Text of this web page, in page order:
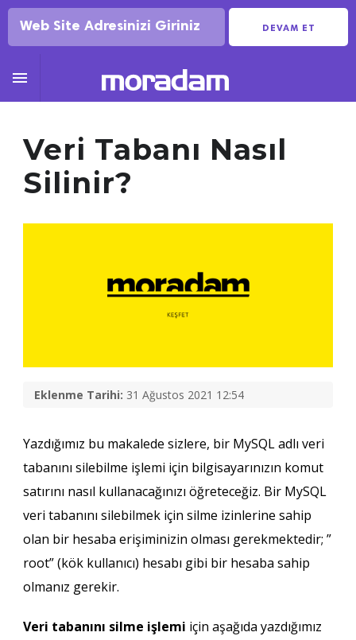
DEVAM ET

Veri Tabanı Nasıl
Silinir?
Eklenme Tarihi: 31 Ağustos 2021 12:54
Yazdığımız bu makalede sizlere, bir MySQL adlı veri
tabanını silebilme işlemi için bilgisayarınızın komut
satırını nasıl kullanacağınızı öğreteceğiz. Bir MySQL
veri tabanını silebilmek için silme izinlerine sahip
olan bir hesaba erişiminizin olması gerekmektedir; ”
root” (kök kullanıcı) hesabı gibi bir hesaba sahip
olmanız gerekir.
Veri tabanını silme işlemi için aşağıda yazdığımız